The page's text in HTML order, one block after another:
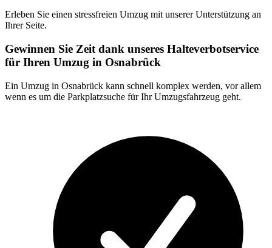
Erleben Sie einen stressfreien Umzug mit unserer Unterstützung an
Ihrer Seite.
Gewinnen Sie Zeit dank unseres Halteverbotservice
für Ihren Umzug in Osnabrück
Ein Umzug in Osnabrück kann schnell komplex werden, vor allem
wenn es um die Parkplatzsuche für Ihr Umzugsfahrzeug geht.